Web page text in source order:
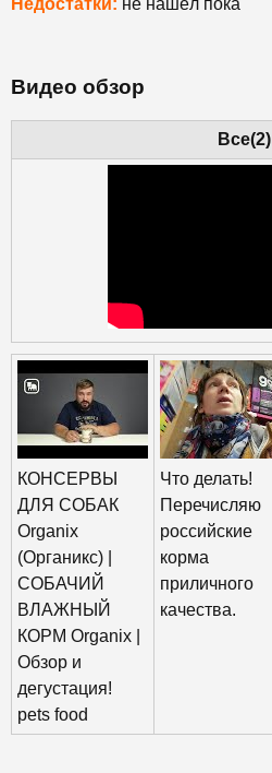
Недостатки: не нашёл пока
Видео обзор
Все(2)
КОНСЕРВЫ
ДЛЯ СОБАК
Organix
(Органикс) |
СОБАЧИЙ
ВЛАЖНЫЙ
КОРМ Organix |
Обзор и
дегустация!
pets food
Что делать!
Перечисляю
российские
корма
приличного
качества.